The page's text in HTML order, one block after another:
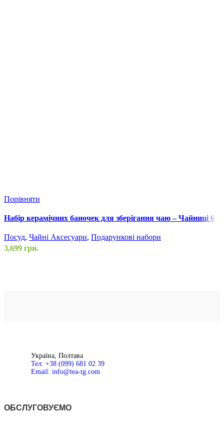
Порівняти
Набір керамічних баночек для зберігання чаю – Чайниці 6
Посуд, Чайні Аксесуари, Подарункові набори
3,699 грн.
Україна, Полтава
Тел: +38 (099) 681 02 39
Email: info@tea-tg.com
ОБСЛУГОВУЄМО